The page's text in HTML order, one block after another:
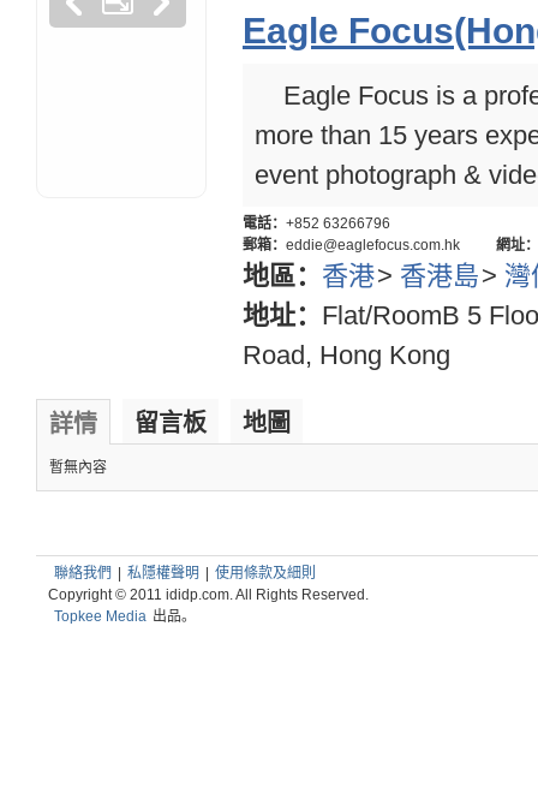
Eagle
Eagle Focus is a
more than 15 years
event photograph &
電話： +852 63266796
郵箱： eddie@eaglefocus.com.hk 網址：
地區： 香港> 香港島> 灣
地址： Flat/RoomB 5
Road, Hong Kong
詳情 留言板 地圖
暫無內容
聯絡我們 私隱權聲明
使用條款及細則
Copyright © 2011 ididp.com. All Rights Reserved.
Topkee Media 出品。